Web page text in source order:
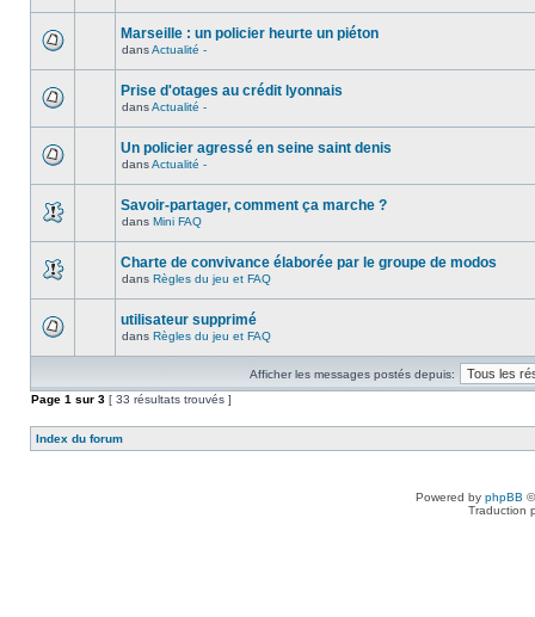
Marseille : un policier heurte un piéton
dansActualité -
Prise d'otages au crédit lyonnais
dansActualité -
Un policier agressé en seine saint denis
dansActualité -
Savoir-partager, comment ça marche ?
dans Mini FAQ
Charte de convivance élaborée par le groupe de modos
dans Règles du jeu et FAQ
utilisateur supprimé
dans Règles du jeu et FAQ
Afficher les messages postés depuis:
Page 1 sur 3 [ 33 résultats trouvés ]
Index du forum
Powered by phpBB
Traduction